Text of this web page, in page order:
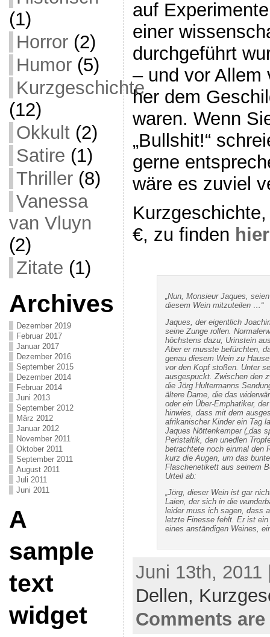
(1)
Horror(2)
Humor(5)
Kurzgeschichte
(12)
Okkult(2)
Satire (1)
Thriller(8)
Vanessa
van Vluyn
(2)
Zitate (1)
Archives
Dezember 2019
Februar 2017
Januar 2017
Dezember 2016
September 2015
Dezember 2014
Februar 2014
Juni 2013
September 2012
März 2012
Januar 2012
November 2011
Oktober 2011
September 2011
August 2011
Juli 2011
Juni 2011
A
sample
text
widget
auf
einer
durchgeführt
– und vor Allem
her dem
waren. Wenn
„Bullshit!“
gerne
wäre es zuviel
€, zu finden hier
„Nun, Monsieur Jaques,
diesem Wein mitzuteilen …“
Jaques, der eigentlich
seine Zunge rollen.
höchstens dazu, Urinstein
Aber er musste befürchten,
genau diesem Wein zu
vor den Kopf stoßen. Unter
ausgespuckt. Zwischen den
die Jörg Hultermanns
ältere Dame, die das
oder ein Über-Emphatiker,
hinwies, dass mit dem
afrikanischer Kinder ein Tag
Jaques Nöttenkemper („das
Peristaltik, den unedlen
betrachtete noch einmal den
kurz die Augen, um das
Flaschenetikett aus seinem
Urteil ab:
„Jörg, dieser Wein ist gar
Laien, der sich in die
leider muss ich sagen, dass
letzte Finesse fehlt. Er ist
eines anständigen Weines,
Juni 13th,
Dellen,
Comments